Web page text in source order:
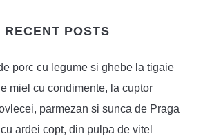
RECENT POSTS
porc cu legume si ghebe la tigaie
miel cu condimente, la cuptor
parmezan si sunca de Praga
ardei copt, din pulpa de vitel